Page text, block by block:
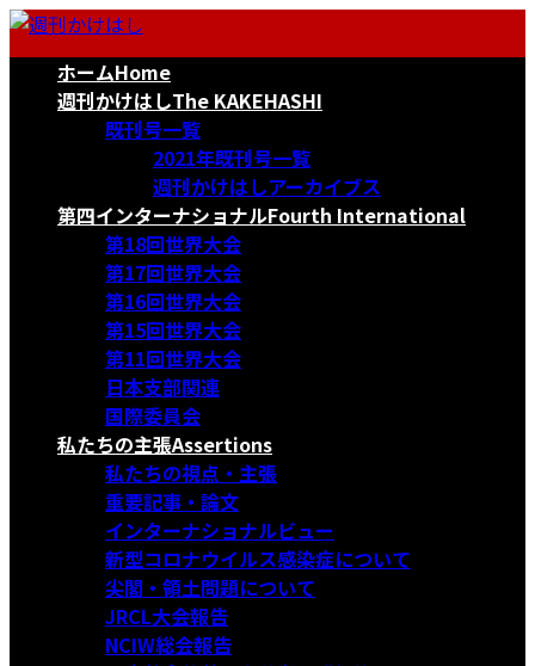
コ
ナ
ホームHome
週刊かけはしThe KAKEHASHI
既刊号一覧
2021年既刊号一覧
週刊かけはしアーカイブス
第四インターナショナルFourth International
第18回世界大会
第17回世界大会
第16回世界大会
第15回世界大会
第11回世界大会
日本支部関連
国際委員会
私たちの主張Assertions
私たちの視点・主張
重要記事・論文
インターナショナルビュー
新型コロナウイルス感染症について
尖閣・領土問題について
JRCL大会報告
NCIW総会報告